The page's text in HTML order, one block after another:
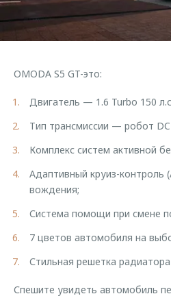
Страхование
Кредитный калькулятор
Оригинальные аксессуары
Запчасти
Трейд-ин
Калькулятор трейд-ин
Дополнительная техническая
Руководства по эксплуатации
O&J Автоклуб
Клуб владельцев OMODA
Приложение O&J
Аксессуары
Одежда и сувениры
Обратная связь
OMODA S5 GT-это:
Двигатель — 1.6 Turbo 150
Тип трансмиссии — робот
Комплекс систем активной
Адаптивный круиз-контроль
вождения;
Система помощи при смене
7 цветов автомобиля на
Стильная решетка
Спешите увидеть автомобиль